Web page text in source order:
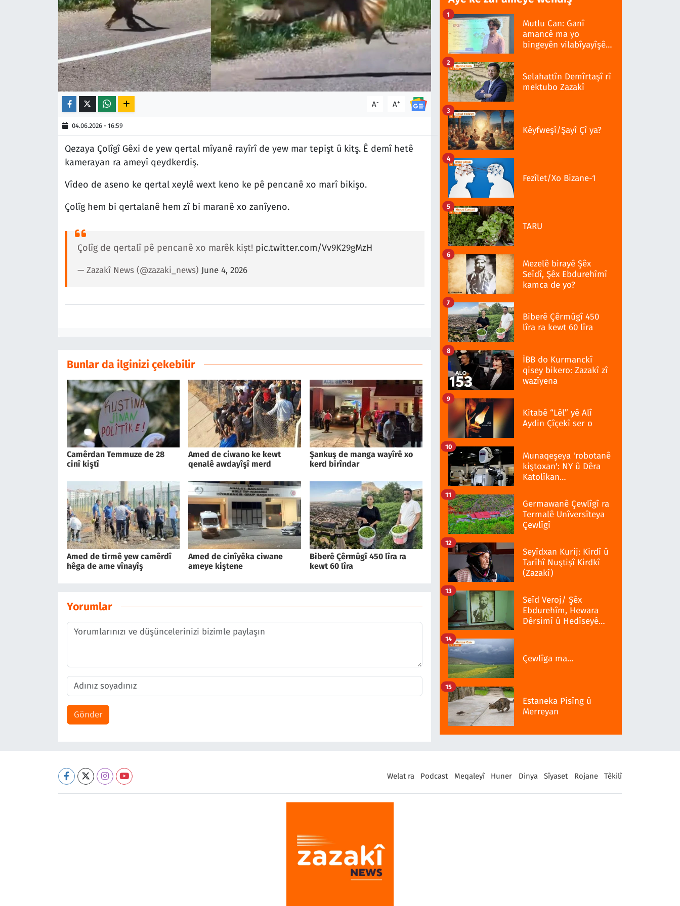
A- A+
04.06.2026 - 16:59
Qezaya Çolîgî Gêxi de yew qertal mîyanê rayîrî de yew mar tepişt û kitş. Ê demî hetê
kamerayan ra ameyî qeydkerdiş.
Vîdeo de aseno ke qertal xeylê wext keno ke pê pencanê xo marî bikişo.
Çolîg hem bi qertalanê hem zî bi maranê xo zanîyeno.
Çolîg de qertalî pê pencanê xo marêk kişt! pic.twitter.com/Vv9K29gMzH
— Zazakî News (@zazaki_news) June 4, 2026
Bunlar da ilginizi çekebilir
Camêrdan Temmuze de 28
cinî kiştî
Amed de ciwano ke kewt
qenalê awdayîşî merd
Şankuş de manga wayîrê xo
kerd birîndar
Amed de tirmê yew camêrdî
hêga de ame vînayîş
Amed de cinîyêka ciwane
ameye kiştene
Biberê Çêrmûgî 450 lîra ra
kewt 60 lîra
Yorumlar
Gönder
Mutlu Can: Ganî
amancê ma yo
bingeyên vilabîyayîşê
1
Selahattîn Demîrtaşî rî
mektubo Zazakî
2
Kêyfweşî/Şayî Çî ya?
3
Fezîlet/Xo Bizane-1
4
TARU
5
Mezelê birayê Şêx
Seîdî, Şêx Ebdurehîmî
kamca de yo?
6
Biberê Çêrmûgî 450
lîra ra kewt 60 lîra
7
İBB do Kurmanckî
qisey bikero: Zazakî zî
wazîyena
8
Kitabê “Lêl” yê Alî
Aydin Çîçekî ser o
9
Munaqeşeya 'robotanê
kiştoxan': NY û Dêra
Katolîkan
10
Germawanê Çewlîgî ra
Termalê Unîversîteya
Çewlîgî
11
Seyîdxan Kurij: Kirdî û
Tarîhî Nuştişî Kirdkî
(Zazakî)
12
Seîd Veroj/ Şêx
Ebdurehîm, Hewara
Dêrsimî û Hedîseyê
13
Çewlîga ma...
14
Estaneka Pisîng û
Merreyan
15
Welat ra Podcast Meqaleyî Huner Dinya Sîyaset Rojane Têkilî